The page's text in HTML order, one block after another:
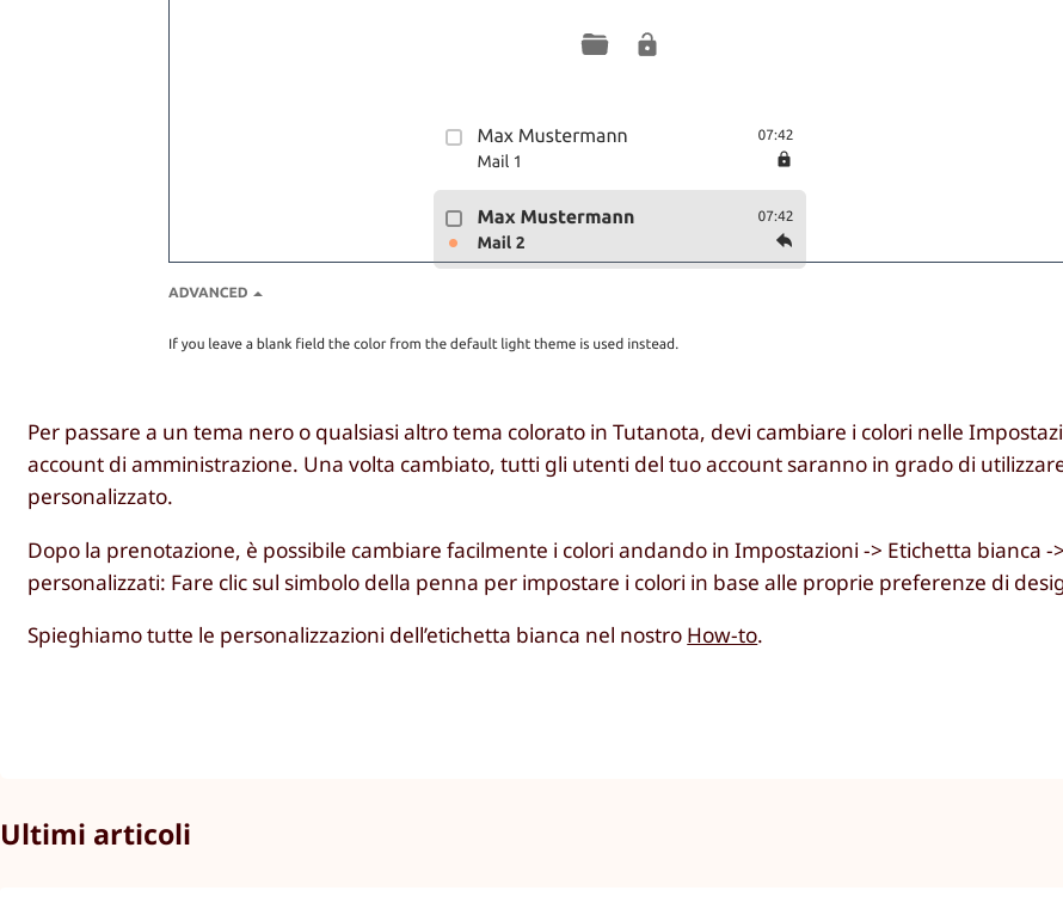
Per passare a un tema nero o qualsiasi altro tema colorato in Tutanota, devi cambiare i colori nelle
account di amministrazione. Una volta cambiato, tutti gli utenti del tuo account saranno in grado di
personalizzato.
Dopo la prenotazione, è possibile cambiare facilmente i colori andando in Impostazioni -> Etichetta bianca -
personalizzati: Fare clic sul simbolo della penna per impostare i colori in base alle proprie preferenze di
Spieghiamo tutte le personalizzazioni dell’etichetta bianca nel nostro How-to.
Ultimi articoli